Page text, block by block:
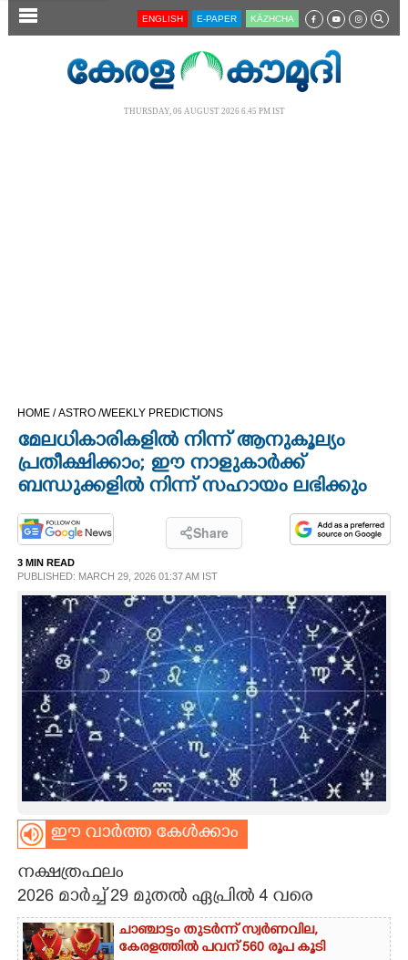
SECTIONS
OPINION
PHOTOS
LIFESTYLE
SPIRITUAL
INFO+
ART
ASTRO
CARTOONS
LITERATURE
ZOOM
ENGLISH E-PAPER KĀZHCHA
THURSDAY, 06 AUGUST 2026 6.45 PM IST
HOME /ASTRO /WEEKLY PREDICTIONS
മേലധികാരികളിൽ നിന്ന് ആനുകൂല്യം
പ്രതീക്ഷിക്കാം; ഈ നാളുകാർക്ക്​
ബന്ധുക്കളിൽ നിന്ന് സഹായം ലഭിക്കും
Share
3 MIN READ
PUBLISHED: MARCH 29, 2026 01:37 AM IST
ഈ വാർത്ത കേൾക്കാം
നക്ഷത്രഫലം
2026 മാർച്ച് 29 മുതൽ ഏപ്രിൽ 4 വരെ
ചാഞ്ചാട്ടം തുടർന്ന് സ്വർണവില,
കേരളത്തിൽ പവന് 560 രൂപ കൂടി